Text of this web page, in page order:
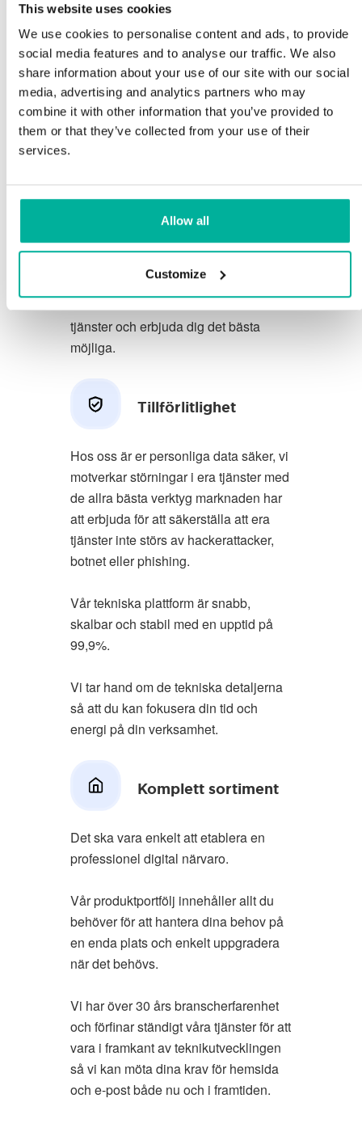
This website uses cookies
We use cookies to personalise content and ads, to provide
social media features and to analyse our traffic. We also
share information about your use of our site with our social
media, advertising and analytics partners who may
combine it with other information that you’ve provided to
them or that they’ve collected from your use of their
services.
Allow all
Customize
Support
Du förtjänar att ha de allra bästa
förutsättningarna för din verksamhet.
Vi har en trevlig och kunnig
tjänster.
Vi strävar efter att överträfa dina
förstklassig service. Vi lär oss av din
feedback så att vi kan förbättra våra
tjänster och erbjuda dig det bästa
möjliga.
Tillförlitlighet
Hos oss är er personliga data säker, vi
motverkar störningar i era tjänster med
de allra bästa verktyg marknaden har
att erbjuda för att säkerställa att era
tjänster inte störs av hackerattacker,
botnet eller phishing.
Vår tekniska plattform är snabb,
skalbar och stabil med en upptid på
99,9%.
Vi tar hand om de tekniska detaljerna
så att du kan fokusera din tid och
energi på din verksamhet.
Komplett sortiment
Det ska vara enkelt att etablera en
professionel digital närvaro.
Vår produktportfölj innehåller allt du
behöver för att hantera dina behov på
en enda plats och enkelt uppgradera
när det behövs.
Vi har över 30 års branscherfarenhet
och förfinar ständigt våra tjänster för att
vara i framkant av teknikutvecklingen
så vi kan möta dina krav för hemsida
och e-post både nu och i framtiden.